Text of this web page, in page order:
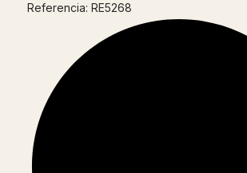
Referencia: RE5268